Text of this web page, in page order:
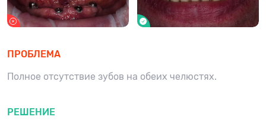
ПРОБЛЕМА
Полное отсутствие зубов на обеих челюстях.
РЕШЕНИЕ